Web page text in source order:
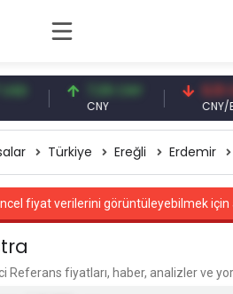
7,09 CNY
CNY
0,13 CNY
CNY/EUR
Türkiye Ereğli Erdemir
fiyat verilerini görüntüleyebilmek için
Referans fiyatları, haber, analizler ve